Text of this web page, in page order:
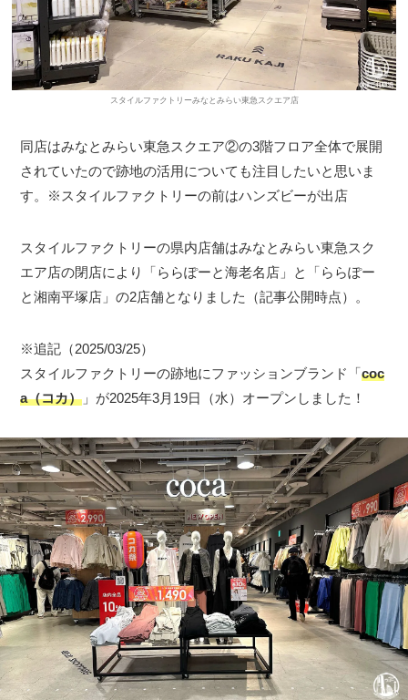
スタイルファクトリーみなとみらい東急スクエア店
同店はみなとみらい東急スクエア②の3階フロア全体で展開
されていたので跡地の活用についても注目したいと思いま
す。※スタイルファクトリーの前はハンズビーが出店
スタイルファクトリーの県内店舗はみなとみらい東急スク
エア店の閉店により「ららぽーと海老名店」と「ららぽー
と湘南平塚店」の2店舗となりました（記事公開時点）。
※追記（2025/03/25）
スタイルファクトリーの跡地にファッションブランド「coc
a（コカ） 」が2025年3月19日（水）オープンしました！